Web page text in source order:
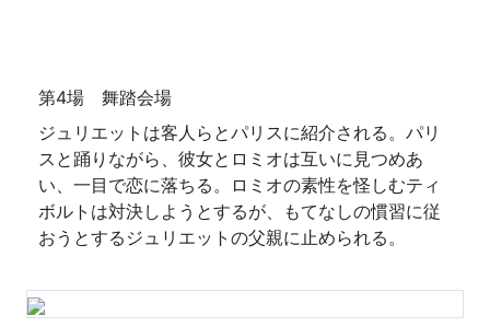
第4場 舞踏会場
ジュリエットは客人らとパリスに紹介される。パリ
スと踊りながら、彼女とロミオは互いに見つめあ
い、一目で恋に落ちる。ロミオの素性を怪しむティ
ボルトは対決しようとするが、もてなしの慣習に従
おうとするジュリエットの父親に止められる。